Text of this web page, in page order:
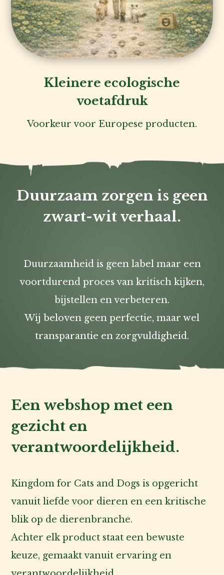
Kleinere ecologische
voetafdruk
Voorkeur voor Europese producten.
Duurzaam zorgen is geen
zwart-wit verhaal.
Duurzaamheid is geen label maar een
voortdurend proces van kritisch kijken,
bijstellen en verbeteren.
Wij beloven geen perfectie, maar wel
transparantie en zorgvuldigheid.
Een webshop met een
gezicht en
verantwoordelijkheid.
Kingdom for Cats and Dogs is opgericht
vanuit liefde voor dieren en een kritische
blik op de dierenbranche.
Achter elk product staat een bewuste
keuze, gemaakt vanuit ervaring en